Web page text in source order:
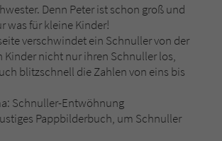
Denn Peter ist schon groß und
was für kleine Kinder!
verschwindet ein Schnuller von der
Kinder nicht nur ihren Schnuller los,
blitzschnell die Zahlen von eins bis
Schnuller-Entwöhnung
Pappbilderbuch, um Schnuller
Cookie für Kommentare einzelner Buchtitel
fe_typo_user
Session